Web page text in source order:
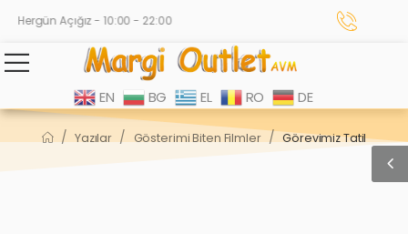
Hergün Açığız - 10:00 - 22:00
EN BG EL RO DE
/ Yazılar / Gösterimi Biten Filmler / Görevimiz Tatil